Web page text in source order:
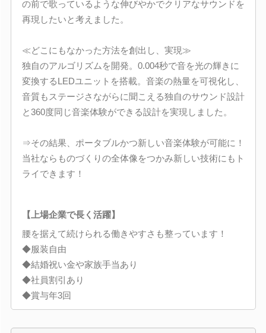
の前で歌っているような伸びやかでクリアなサウンドを
再現したいと考えました。
≪どこにもなかった方法を創出し、実現≫
独自のアルゴリズムを開発。0.004秒で音を光の輝きに
変換するLEDユニットを搭載。音楽の熱量を可視化し、
音質もステージさながらに聞こえる独自のサウンド設計
と360度同じ音楽体験ができる設計を実現しました。
⇒その結果、ポータブルかつ新しい音楽体験が可能に！
当社ならものづくりの全体像をつかみ新しい技術にもト
ライできます！
【上場企業で長く活躍】
腰を据えて続けられる働きやすさも整っています！
◆服装自由
◆結婚祝い金や家族手当あり
◆社員割引あり
◆賞与年3回